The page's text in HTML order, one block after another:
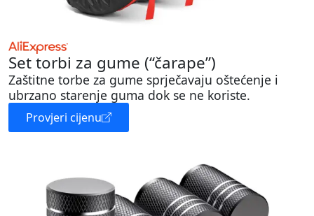
Set torbi za gume (“čarape”)
Zaštitne torbe za gume sprječavaju oštećenje i
ubrzano starenje guma dok se ne koriste.
Provjeri cijenu